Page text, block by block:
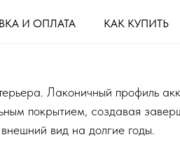
И ОПЛАТА КАК КУПИТЬ
Лаконичный профиль
покрытием, создавая
вид на долгие годы.